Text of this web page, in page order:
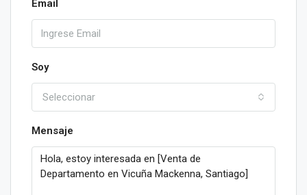
Email
Soy
Seleccionar
Mensaje